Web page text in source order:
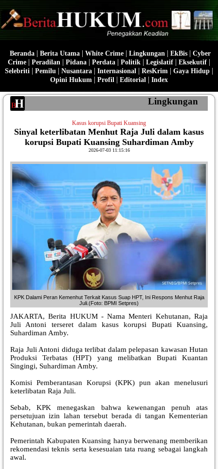
Beranda| Berita Utama| White Crime| Lingkungan | EkBis| Cyber
Crime | Peradilan | Pidana | Perdata | Politik | Legislatif | Eksekutif |
Selebriti | Pemilu | Nusantara | Internasional | ResKrim | Gaya Hidup |
Opini Hukum | Profil | Editorial | Index
Lingkungan
Kasus korupsi Bupati Kuansing
Sinyal keterlibatan Menhut Raja Juli dalam kasus
korupsi Bupati Kuansing Suhardiman Amby
2026-07-03 11:15:16
KPK Dalami Peran Kemenhut Terkait Kasus Suap HPT, Ini Respons Menhut Raja
Juli.(Foto: BPMI Setpres)
JAKARTA, Berita HUKUM - Nama Menteri Kehutanan, Raja
Juli Antoni terseret dalam kasus korupsi Bupati Kuansing,
Suhardiman Amby.
Raja Juli Antoni diduga terlibat dalam pelepasan kawasan Hutan
Produksi Terbatas (HPT) yang melibatkan Bupati Kuantan
Singingi, Suhardiman Amby.
Komisi Pemberantasan Korupsi (KPK) pun akan menelusuri
keterlibatan Raja Juli.
Sebab, KPK menegaskan bahwa kewenangan penuh atas
persetujuan izin lahan tersebut berada di tangan Kementerian
Kehutanan, bukan pemerintah daerah.
Pemerintah Kabupaten Kuansing hanya berwenang memberikan
rekomendasi teknis serta kesesuaian tata ruang sebagai langkah
awal.